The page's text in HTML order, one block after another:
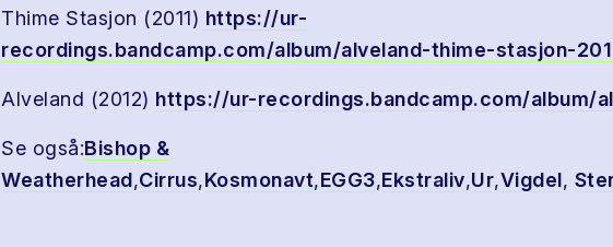
Thime Stasjon (2011) https://ur-
recordings.bandcamp.com/album/alveland-thime-stasjon-
Alveland (2012) https://ur-recordings.bandcamp.com/album/
Se også:Bishop &
Weatherhead,Cirrus,Kosmonavt,EGG3,Ekstraliv,Ur,Vigdel,